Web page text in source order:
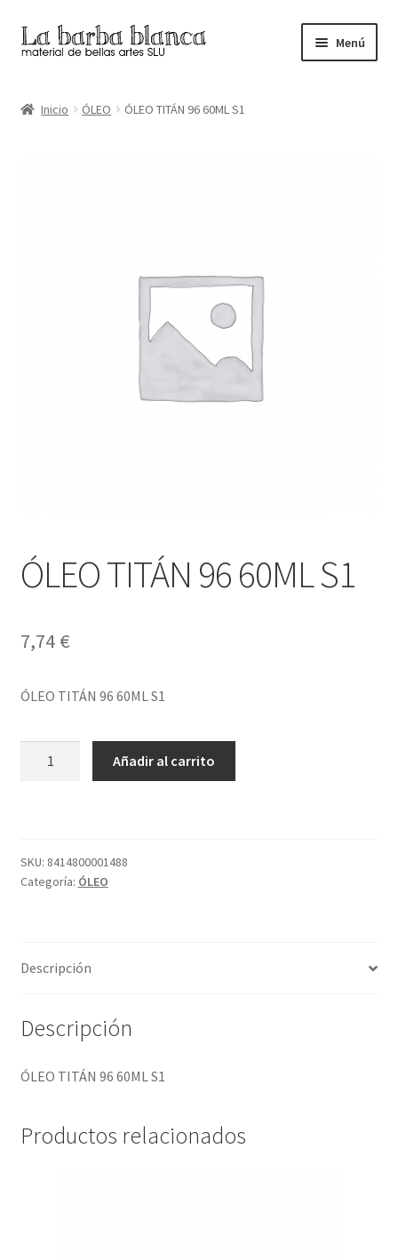
Ir
a
navegación
Ir
al
Menú
Inicio ÓLEO ÓLEO TITÁN 96 60ML S1
ÓLEO TITÁN 96 60ML S1
7,74 €
ÓLEO TITÁN 96 60ML S1
cantidad
Añadir al carrito
SKU: 8414800001488
Categoría: ÓLEO
Descripción
Descripción
ÓLEO TITÁN 96 60ML S1
Productos relacionados